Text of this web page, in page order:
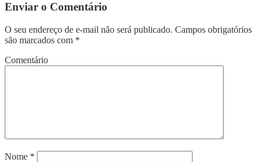
Enviar o Comentário
O seu endereço de e-mail não será publicado. Campos obrigatórios
são marcados com *
Comentário
Nome *